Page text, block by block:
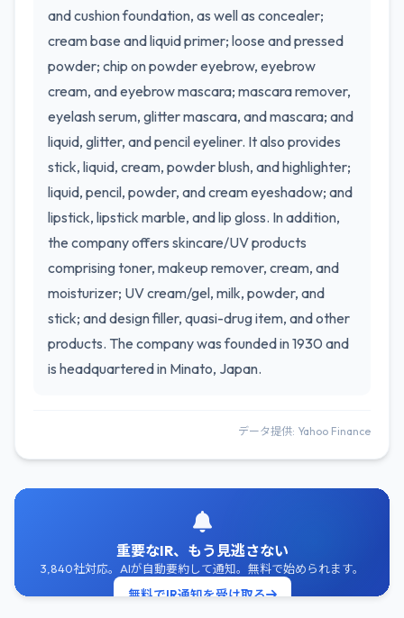
and cushion foundation, as well as concealer;
cream base and liquid primer; loose and pressed
powder; chip on powder eyebrow, eyebrow
cream, and eyebrow mascara; mascara remover,
eyelash serum, glitter mascara, and mascara; and
liquid, glitter, and pencil eyeliner. It also provides
stick, liquid, cream, powder blush, and highlighter;
liquid, pencil, powder, and cream eyeshadow; and
lipstick, lipstick marble, and lip gloss. In addition,
the company offers skincare/UV products
comprising toner, makeup remover, cream, and
moisturizer; UV cream/gel, milk, powder, and
stick; and design filler, quasi-drug item, and other
products. The company was founded in 1930 and
is headquartered in Minato, Japan.
データ提供: Yahoo Finance
重要なIR、もう見逃さない
3,840社対応。AIが自動要約して通知。無料で始められます。
無料でIR通知を受け取る